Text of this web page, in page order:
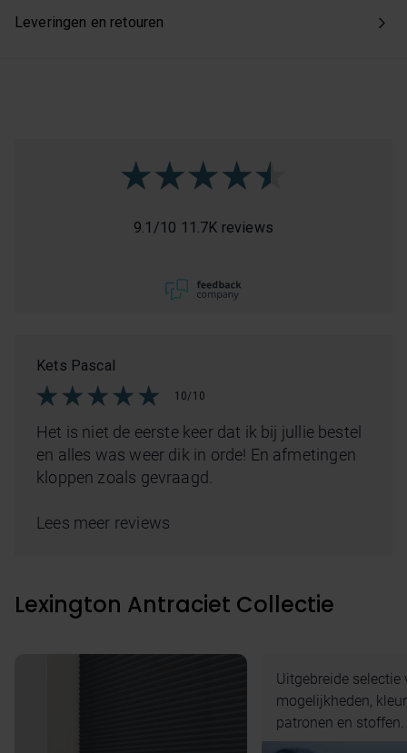
Leveringen en retouren
9.1 /10 11.7K reviews
Kets Pascal
10/10
Het is niet de eerste keer dat ik bij jullie bestel
en alles was weer dik in orde! En afmetingen
kloppen zoals gevraagd.
Lees meer reviews
Lexington Antraciet Collectie
Uitgebreide selectie
mogelijkheden,
patronen en stoffen.